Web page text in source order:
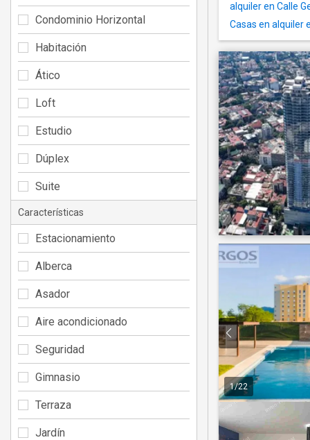
alquiler en Calle
Casas en alquiler
1/22
Condominio Horizontal
Habitación
Ático
Loft
Estudio
Dúplex
Suite
Características
Estacionamiento
Alberca
Asador
Aire acondicionado
Seguridad
Gimnasio
Terraza
Jardín